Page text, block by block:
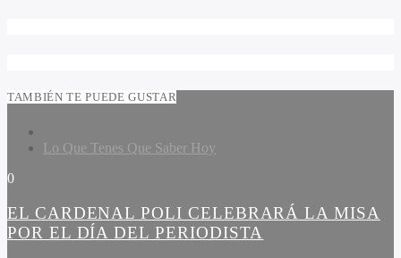
TAMBIÉN TE PUEDE GUSTAR
Lo Que Tenes Que Saber Hoy
0
EL CARDENAL POLI CELEBRARÁ LA MISA
POR EL DÍA DEL PERIODISTA